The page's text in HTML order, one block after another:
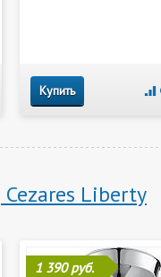
Купить
Cezares Liberty
1 390 руб.